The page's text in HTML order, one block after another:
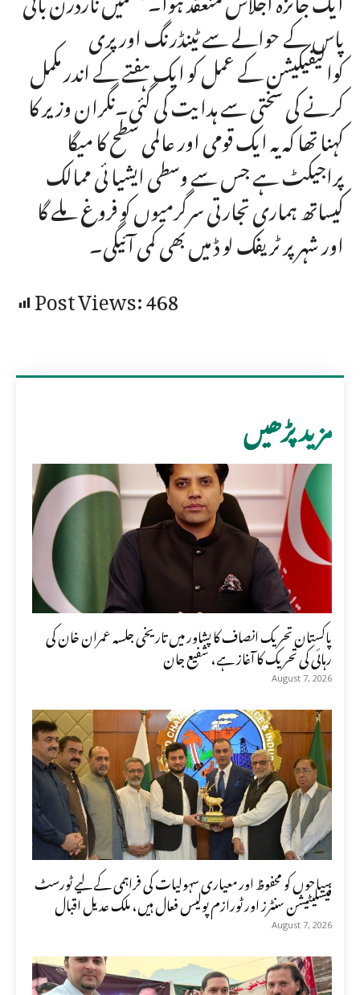
پاس کے حوالے سے ٹینڈرنگ اور پری
کوالیفیکیشن کے عمل کو ایک ہفتے کے اندر مکمل
کرنے کی سختی سے ہدایت کی گئی۔نگران وزیر کا
کہنا تھا کہ یہ ایک قومی اور عالمی سطح کا میگا
پراجیکٹ ہے جس سے وسطی ایشیا ئی ممالک
کیساتھ ہماری تجارتی سرگرمیوں کو فروغ ملے گا
اور شہر پر ٹریفک لو ڈ میں بھی کمی آئیگی۔
Post Views:468
مزید پڑھیں
پاکستان تحریک انصاف کا پشاور میں تاریخی جلسہ عمران خان کی
رہائی کی تحریک کا آغاز ہے، شفیع جان
August 7, 2026
سیاحوں کو محفوظ اور معیاری سہولیات کی فراہمی کے لیے ٹورسٹ
فیسلیٹیشن سنٹرز اور ٹورازم پولیس فعال ہیں، ملک عدیل اقبال
August 7, 2026